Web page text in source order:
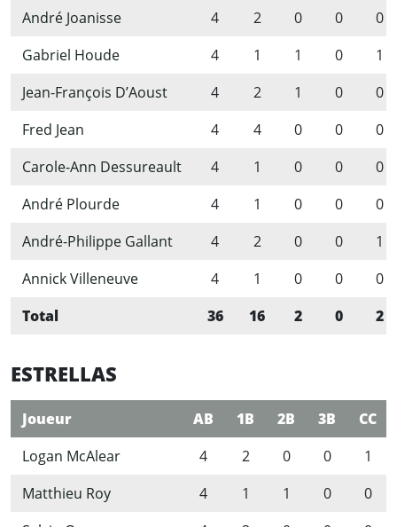
André Joanisse
4 2 0 0
0
Gabriel Houde
4 1 1 0
1
Jean-François D’Aoust
4 2 1 0
0
Fred Jean
4 4 0 0
0
Carole-Ann Dessureault
4 1 0 0
0
André Plourde
4 1 0 0
0
André-Philippe Gallant
4 2 0 0
1
Annick Villeneuve
4 1 0 0
0
Total
36 16 2 0 2
ESTRELLAS
Joueur AB 1B 2B 3B
CC
Logan McAlear
4 2 0 0
1
Matthieu Roy
4 1 1 0
0